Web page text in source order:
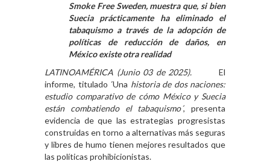
Smoke Free Sweden, muestra que, si bien
Suecia prácticamente ha eliminado el
tabaquismo a través de la adopción de
políticas de reducción de daños, en
México existe otra realidad
LATINOAMÉRICA (Junio 03 de 2025). El
informe, titulado ´Una historia de dos naciones:
estudio comparativo de cómo México y Suecia
están combatiendo el tabaquismo´, presenta
evidencia de que las estrategias progresistas
construidas en torno a alternativas más seguras
y libres de humo tienen mejores resultados que
las políticas prohibicionistas.